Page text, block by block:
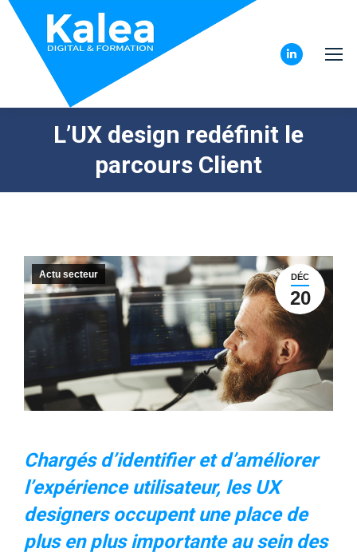
LinkedIn
opens
in
L’UX design redéfinit le
parcours Client
DÉC
20
Actu secteur
Chargés d’identifier et d’améliorer
l’expérience utilisateur, les UX
designers occupent une place de
plus en plus importante au sein des